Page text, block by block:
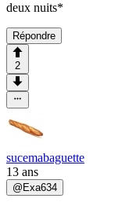
deux nuits*
Répondre
2
sucemabaguette
13 ans
@ Exa634